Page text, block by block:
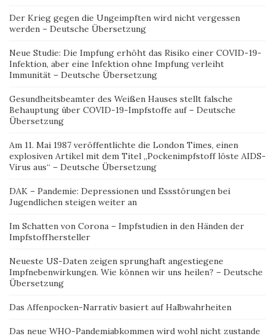
Der Krieg gegen die Ungeimpften wird nicht vergessen
werden – Deutsche Übersetzung
Neue Studie: Die Impfung erhöht das Risiko einer COVID-19-
Infektion, aber eine Infektion ohne Impfung verleiht
Immunität – Deutsche Übersetzung
Gesundheitsbeamter des Weißen Hauses stellt falsche
Behauptung über COVID-19-Impfstoffe auf – Deutsche
Übersetzung
Am 11. Mai 1987 veröffentlichte die London Times, einen
explosiven Artikel mit dem Titel „Pockenimpfstoff löste AIDS-
Virus aus“ – Deutsche Übersetzung
DAK – Pandemie: Depressionen und Essstörungen bei
Jugendlichen steigen weiter an
Im Schatten von Corona – Impfstudien in den Händen der
Impfstoffhersteller
Neueste US-Daten zeigen sprunghaft angestiegene
Impfnebenwirkungen. Wie können wir uns heilen? – Deutsche
Übersetzung
Das Affenpocken-Narrativ basiert auf Halbwahrheiten
Das neue WHO-Pandemiabkommen wird wohl nicht zustande